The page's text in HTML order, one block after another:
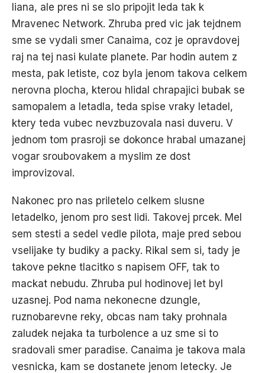
liana, ale pres ni se slo pripojit leda tak k
Mravenec Network. Zhruba pred vic jak tejdnem
sme se vydali smer Canaima, coz je opravdovej
raj na tej nasi kulate planete. Par hodin autem z
mesta, pak letiste, coz byla jenom takova celkem
nerovna plocha, kterou hlidal chrapajici bubak se
samopalem a letadla, teda spise vraky letadel,
ktery teda vubec nevzbuzovala nasi duveru. V
jednom tom prasroji se dokonce hrabal umazanej
vogar sroubovakem a myslim ze dost
improvizoval.
Nakonec pro nas priletelo celkem slusne
letadelko, jenom pro sest lidi. Takovej prcek. Mel
sem stesti a sedel vedle pilota, maje pred sebou
vselijake ty budiky a packy. Rikal sem si, tady je
takove pekne tlacitko s napisem OFF, tak to
mackat nebudu. Zhruba pul hodinovej let byl
uzasnej. Pod nama nekonecne dzungle,
ruznobarevne reky, obcas nam taky prohnala
zaludek nejaka ta turbolence a uz sme si to
sradovali smer paradise. Canaima je takova mala
vesnicka, kam se dostanete jenom letecky. Je